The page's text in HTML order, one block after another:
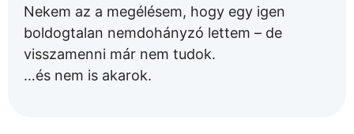
Nekem az a megélésem, hogy egy igen
boldogtalan nemdohányzó lettem – de
visszamenni már nem tudok.
…és nem is akarok.